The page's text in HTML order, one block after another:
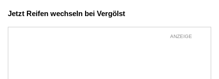
Jetzt Reifen wechseln bei Vergölst
ANZEIGE